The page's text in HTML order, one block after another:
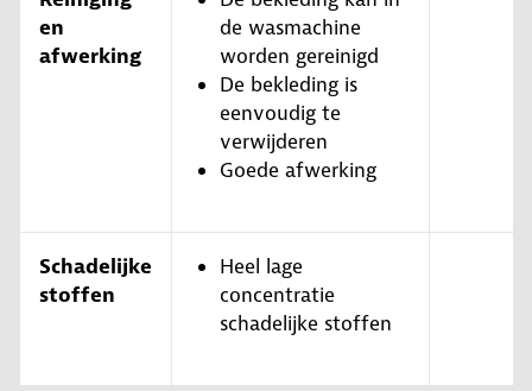
en
afwerking
de wasmachine
worden gereinigd
De bekleding is
eenvoudig te
verwijderen
Goede afwerking
Schadelijke
stoffen
Heel lage
concentratie
schadelijke stoffen